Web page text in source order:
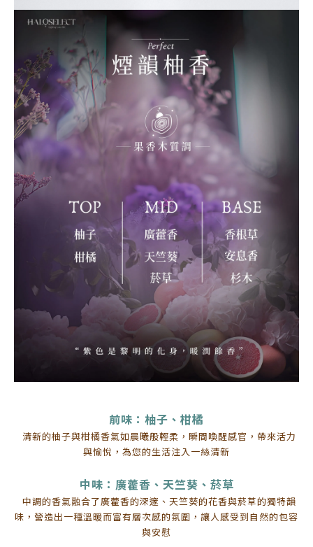
前味：柚子、柑橘
清新的柚子與柑橘香氣如晨曦般輕柔，瞬間喚醒感官，帶來活力
與愉悅，為您的生活注入一絲清新
中味：廣藿香、天竺葵、菸草
中調的香氣融合了廣藿香的深邃、天竺葵的花香與菸草的獨特韻
味，營造出一種溫暖而富有層次感的氛圍，讓人感受到自然的包容
與安慰